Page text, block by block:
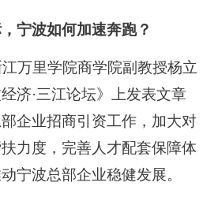
宁波如何加速奔跑？
里学院商学院副教授杨立
济·三江论坛》上发表文章
企业招商引资工作，加大对
力度，完善人才配套保障体
宁波总部企业稳健发展。